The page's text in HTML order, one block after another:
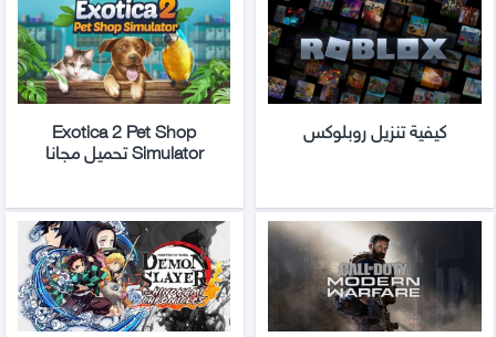
كيفية تنزيل روبلوكس Exotica 2 Pet Shop
Simulator تحميل مجانا